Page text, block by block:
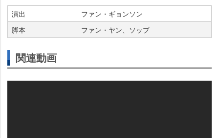
演出
ファン・ギョンソン
脚本
ファン・ヤン、ソップ
関連動画